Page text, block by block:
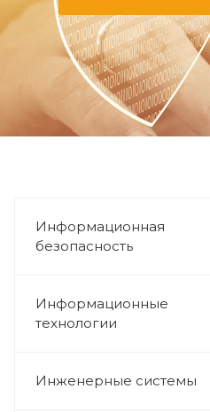
Информационная
безопасность
Информационные
технологии
Инженерные системы